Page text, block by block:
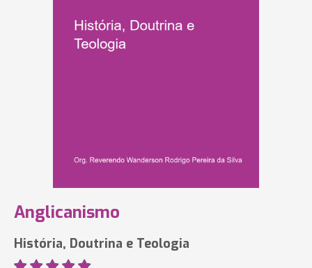
Anglicanismo
História, Doutrina e Teologia